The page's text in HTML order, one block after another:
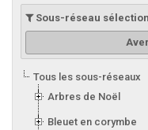
Sous-réseau
Tous les sous-réseaux
Arbres de Noël
Bleuet en corymbe